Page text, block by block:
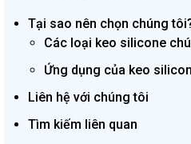
Tại sao nên chọn chúng
Các loại keo silicone
Ứng dụng của keo
Liên hệ với chúng tôi
Tìm kiếm liên quan